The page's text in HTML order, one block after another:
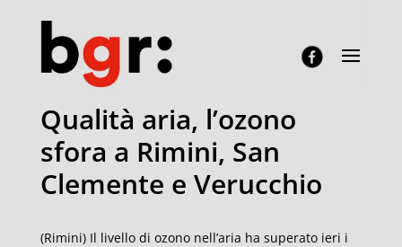
Qualità aria, l’ozono
sfora a Rimini, San
Clemente e Verucchio
(Rimini) Il livello di ozono nell’aria ha superato ieri i